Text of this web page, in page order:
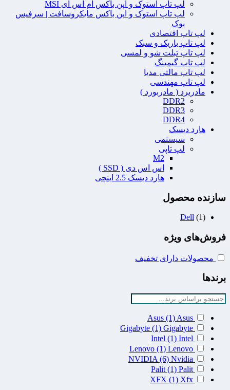
لپ تاپ استوک و اپن باکس ام اس آی MSI
لپ تاپ استوک و اپن باکس مایکروسافت | سرفیس
بوک
لپ تاپ اقتصادی
لپ تاپ باریک و سبک
لپ تاپ تبلت شو و لمسی
لپ تاپ گیمینگ
لپ تاپ مالتی مدیا
لپ تاپ مهندسی
مادربرد ( مادربورد )
DDR2
DDR3
DDR4
هارد دیسک
سیستمی
لپ تاپی
M2
اس اس دی ( SSD )
هارد دیسک 2.5 اینچی
سازنده محصول
Dell (1)
فروش‌های ویژه
محصولات دارای تخفیف
برندها
Asus (1) Asus
Gigabyte (1) Gigabyte
Intel (1) Intel
Lenovo (1) Lenovo
NVIDIA (6) Nvidia
Palit (1) Palit
XFX (1) Xfx